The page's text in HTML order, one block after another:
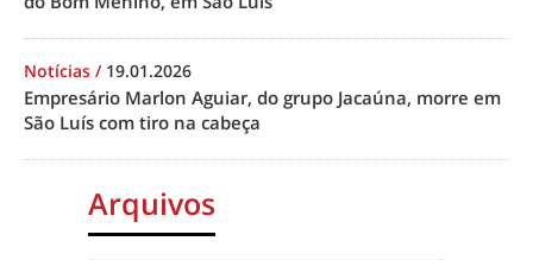
Notícias / 19.01.2026
Empresário Marlon Aguiar, do grupo Jacaúna, morre em
São Luís com tiro na cabeça
Arquivos